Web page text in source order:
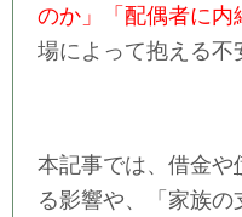
のか」「配偶者に内
場によって抱える不
本記事では、借金や
る影響や、「家族